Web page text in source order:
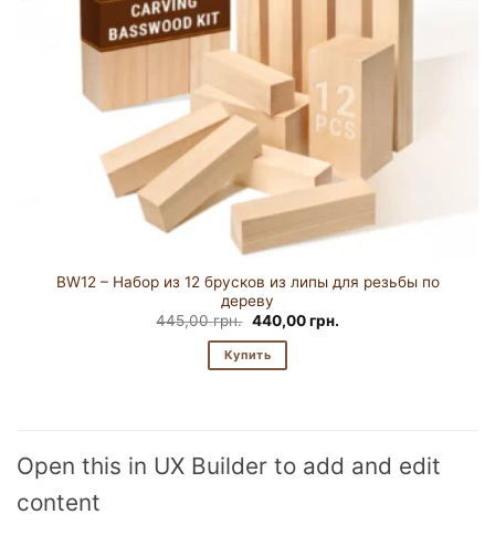
BW12 – Набор из 12 брусков из липы для резьбы по
дереву
445,00грн. Первоначальная
цена
составляла
445,00 грн..
440,00грн.Текущая
Купить
Open this in UX Builder to add and edit
content